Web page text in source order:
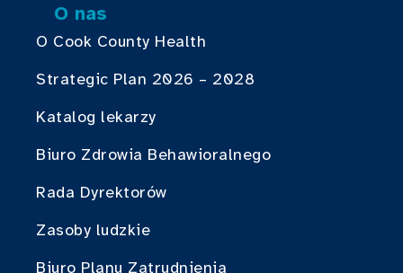
O nas
O Cook County Health
Strategic Plan 2026 – 2028
Katalog lekarzy
Biuro Zdrowia Behawioralnego
Rada Dyrektorów
Zasoby ludzkie
Biuro Planu Zatrudnienia